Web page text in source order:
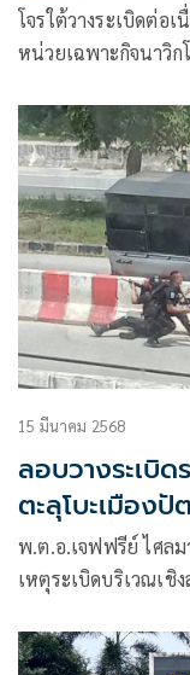
โจรใต้วางระเบิดต่อ
หน่วยเฉพาะกิจนาวิก
15 มีนาคม 2568
ลอบวางระเบิ
ตะลุโบะเมืองปั
พ.ต.อ.เจฟฟรีย์ ไศลม
เหตุระเบิดบริเวณเชิ
ทางดังกล่าวชั่วคราว